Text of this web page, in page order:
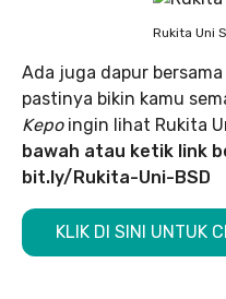
Rukita Uni
Ada juga dapur
pastinya bikin kamu
Kepoingin lihat Rukita
bawah atau ketik link
bit.ly/Rukita-Uni-BSD
KLIK DI SINI UNTUK